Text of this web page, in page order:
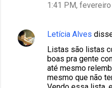
1:41 PM,
Letícia Alves
Listas são listas
boas pra gente
até mesmo
mesmo que não